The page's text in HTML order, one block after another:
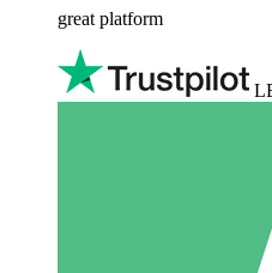
great platform